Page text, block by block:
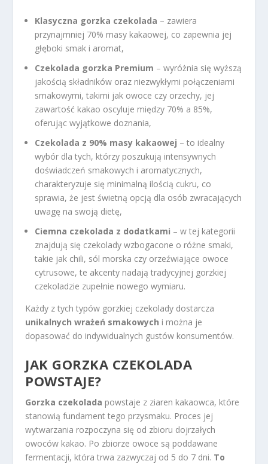
Klasyczna gorzka czekolada – zawiera
przynajmniej 70% masy kakaowej, co zapewnia jej
głęboki smak i aromat,
Czekolada gorzka Premium – wyróżnia się wyższą
jakością składników oraz niezwykłymi połączeniami
smakowymi, takimi jak owoce czy orzechy, jej
zawartość kakao oscyluje między 70% a 85%,
oferując wyjątkowe doznania,
Czekolada z 90% masy kakaowej – to idealny
wybór dla tych, którzy poszukują intensywnych
doświadczeń smakowych i aromatycznych,
charakteryzuje się minimalną ilością cukru, co
sprawia, że jest świetną opcją dla osób zwracających
uwagę na swoją dietę,
Ciemna czekolada z dodatkami – w tej kategorii
znajdują się czekolady wzbogacone o różne smaki,
takie jak chili, sól morska czy orzeźwiające owoce
cytrusowe, te akcenty nadają tradycyjnej gorzkiej
czekoladzie zupełnie nowego wymiaru.
Każdy z tych typów gorzkiej czekolady dostarcza
unikalnych wrażeń smakowych i można je
dopasować do indywidualnych gustów konsumentów.
JAK GORZKA CZEKOLADA
POWSTAJE?
Gorzka czekolada powstaje z ziaren kakaowca, które
stanowią fundament tego przysmaku. Proces jej
wytwarzania rozpoczyna się od zbioru dojrzałych
owoców kakao. Po zbiorze owoce są poddawane
fermentacji, która trwa zazwyczaj od 5 do 7 dni. To